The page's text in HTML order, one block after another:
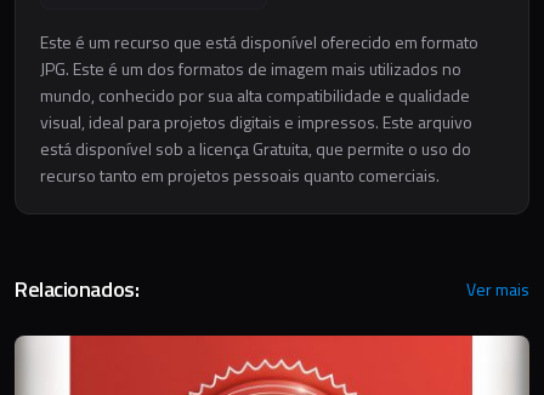
Este é um recurso que está disponível oferecido em formato
JPG. Este é um dos formatos de imagem mais utilizados no
mundo, conhecido por sua alta compatibilidade e qualidade
visual, ideal para projetos digitais e impressos. Este arquivo
está disponível sob a licença Gratuita, que permite o uso do
recurso tanto em projetos pessoais quanto comerciais.
Relacionados: Ver mais